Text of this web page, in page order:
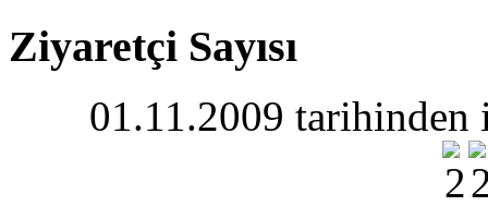
Ziyaretçi Sayısı
01.11.2009 tarihinden